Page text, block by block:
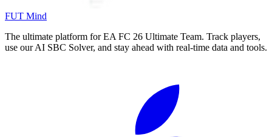
FUT Mind
The ultimate platform for EA FC 26 Ultimate Team. Track players,
use our AI SBC Solver, and stay ahead with real-time data and tools.